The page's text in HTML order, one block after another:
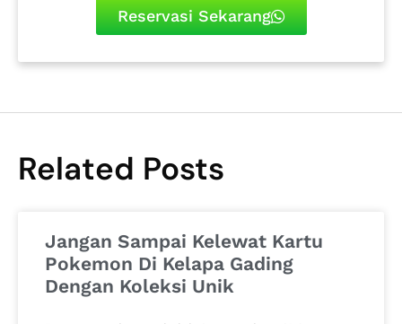
Reservasi Sekarang
Related Posts
Jangan Sampai Kelewat Kartu
Pokemon Di Kelapa Gading
Dengan Koleksi Unik